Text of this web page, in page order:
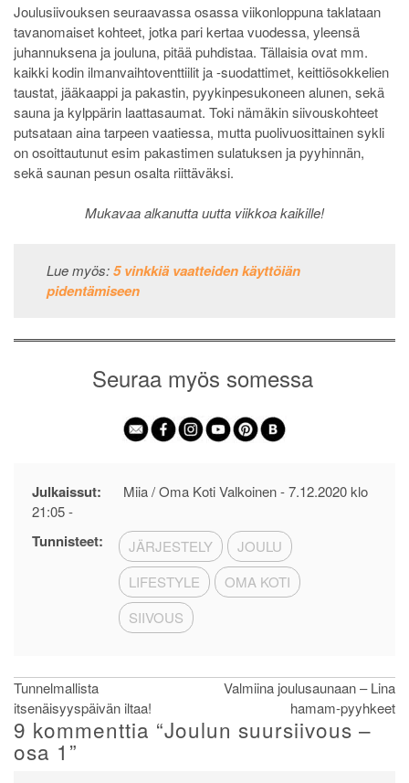
Joulusiivouksen seuraavassa osassa viikonloppuna taklataan
tavanomaiset kohteet, jotka pari kertaa vuodessa, yleensä
juhannuksena ja jouluna, pitää puhdistaa. Tällaisia ovat mm.
kaikki kodin ilmanvaihtoventtiilit ja -suodattimet, keittiösokkelien
taustat, jääkaappi ja pakastin, pyykinpesukoneen alunen, sekä
sauna ja kylppärin laattasaumat. Toki nämäkin siivouskohteet
putsataan aina tarpeen vaatiessa, mutta puolivuosittainen sykli
on osoittautunut esim pakastimen sulatuksen ja pyyhinnän,
sekä saunan pesun osalta riittäväksi.
Mukavaa alkanutta uutta viikkoa kaikille!
Lue myös:5 vinkkiä vaatteiden käyttöiän
pidentämiseen
Seuraa myös somessa
Julkaissut: Miia / Oma Koti Valkoinen -7.12.2020 klo
21:05-
Tunnisteet: JÄRJESTELY
JOULU
LIFESTYLE
OMA KOTI
SIIVOUS
Artikkelien
selaus
Tunnelmallista
itsenäisyyspäivän iltaa!
Valmiina joulusaunaan – Lina
hamam-pyyhkeet
9 kommenttia “Joulun suursiivous –
osa 1 ”